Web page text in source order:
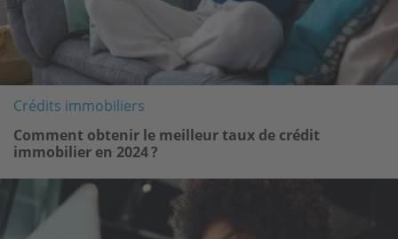
Crédits immobiliers
Comment obtenir le meilleur taux de crédit
immobilier en 2024 ?
Image